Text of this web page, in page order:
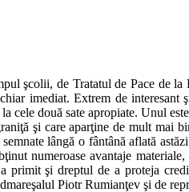
şcolii, de Tratatul de Pace de
imediat. Extrem de
cele două sate apropiate. Unul
şi care aparţine de mult mai
lângă o fântână aflată
numeroase avantaje
primit şi dreptul de a proteja
Piotr Rumianţev şi de